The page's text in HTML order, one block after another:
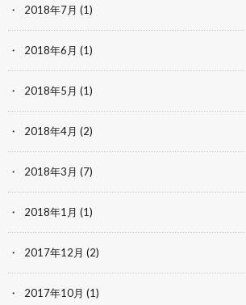
2018年7月 (1)
2018年6月 (1)
2018年5月 (1)
2018年4月 (2)
2018年3月 (7)
2018年1月 (1)
2017年12月 (2)
2017年10月 (1)